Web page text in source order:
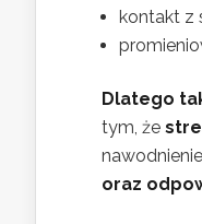
kontakt z
Dlatego
tym, że
oraz